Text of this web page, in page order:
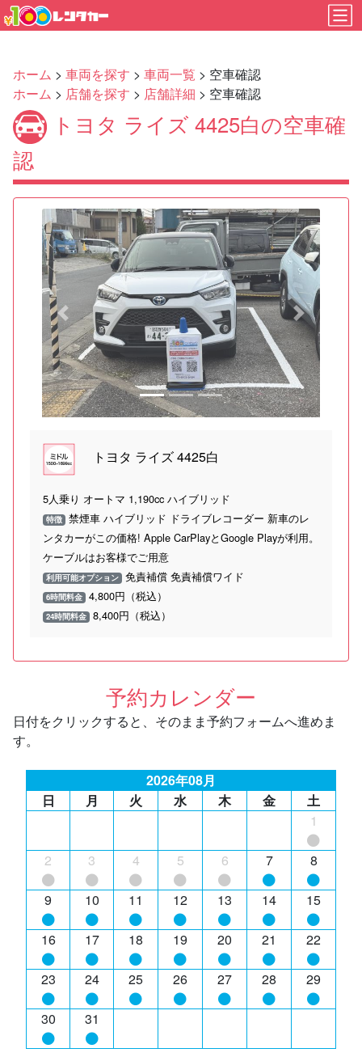
ホーム > 車両を探す > 車両一覧 > 空車確認
ホーム > 店舗を探す > 店舗詳細 > 空車確認
トヨタ ライズ 4425白の空車確
認
Previous Next
トヨタ ライズ 4425白
5人乗り オートマ 1,190cc ハイブリッド
特徴 禁煙車 ハイブリッド ドライブレコーダー 新車のレ
ンタカーがこの価格! Apple CarPlayとGoogle Playが利用。
ケーブルはお客様でご用意
利用可能オプション 免責補償 免責補償ワイド
6時間料金 4,800円（税込）
24時間料金 8,400円（税込）
予約カレンダー
日付をクリックすると、そのまま予約フォームへ進めま
す。
2026年08月
日
月 火 水 木 金
土
1
2 3 4 5 6 7 8
9 10 11 12 13 14 15
16 17 18 19 20 21 22
23 24 25 26 27 28 29
30 31